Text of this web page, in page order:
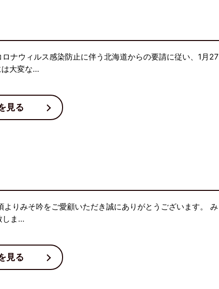
ナウィルス感染防止に伴う北海道からの要請に従い、1月27
は大変な…
見る
みそ吟をご愛顧いただき誠にありがとうございます。 み
しま…
見る